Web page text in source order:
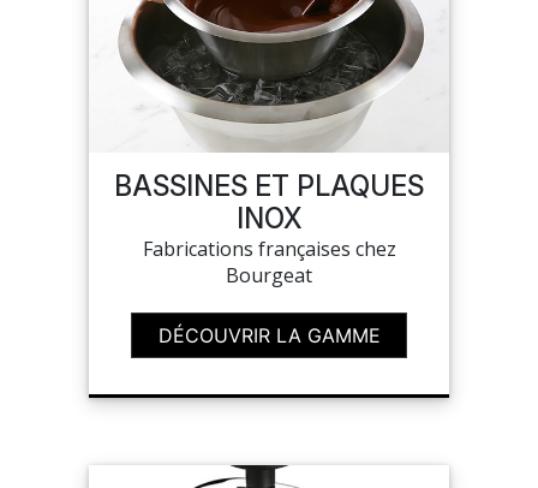
BASSINES ET PLAQUES
INOX
Fabrications françaises chez
Bourgeat
DÉCOUVRIR LA GAMME